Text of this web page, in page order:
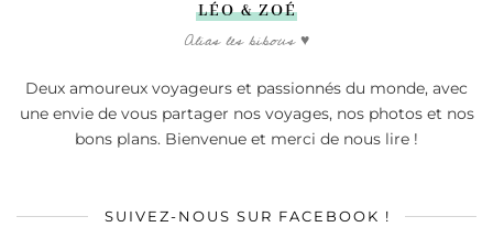
LÉO & ZOÉ
Alias les bibous ♥
Deux amoureux voyageurs et passionnés du monde, avec
une envie de vous partager nos voyages, nos photos et nos
bons plans. Bienvenue et merci de nous lire !
SUIVEZ-NOUS SUR FACEBOOK !